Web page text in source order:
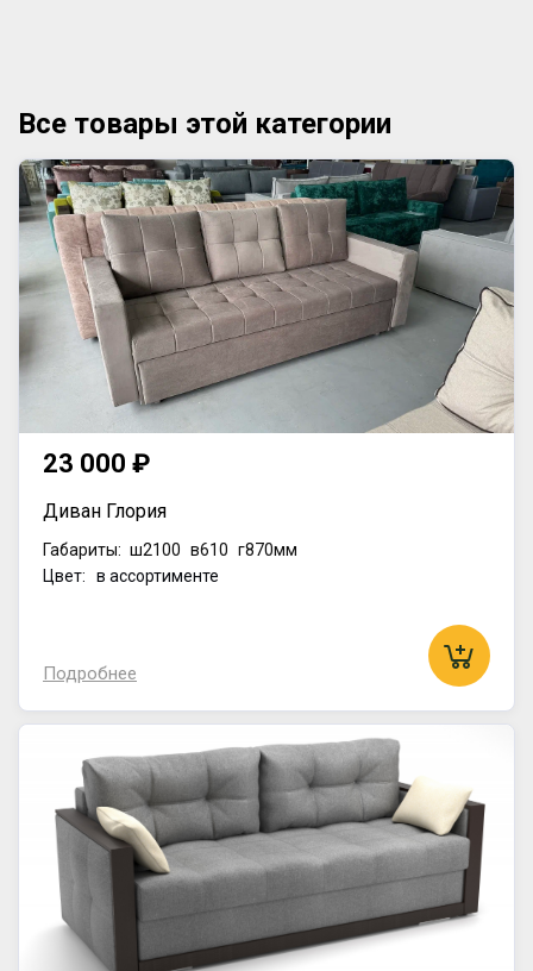
Все товары этой категории
23 000 ₽
Диван Глория
Габариты: ш2100 в610 г870мм
Цвет: в ассортименте
Подробнее